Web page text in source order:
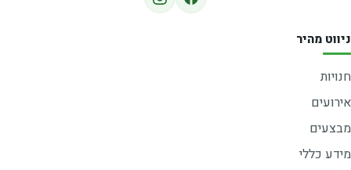
ניווט מהיר
חנויות
אירועים
מבצעים
מידע כללי